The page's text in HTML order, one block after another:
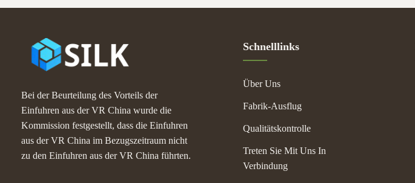
Bei der Beurteilung des Vorteils der
Einfuhren aus der VR China wurde die
Kommission festgestellt, dass die Einfuhren
aus der VR China im Bezugszeitraum nicht
zu den Einfuhren aus der VR China führten.
Schnelllinks
Über Uns
Fabrik-Ausflug
Qualitätskontrolle
Treten Sie Mit Uns In
Verbindung